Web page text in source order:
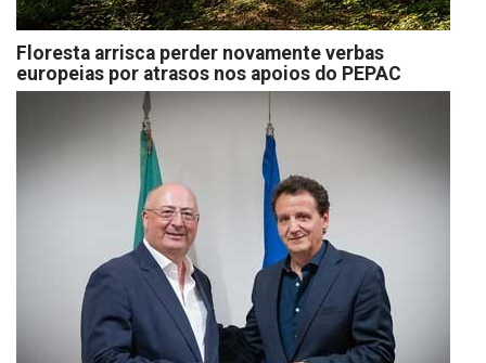
Floresta arrisca perder novamente verbas
europeias por atrasos nos apoios do PEPAC